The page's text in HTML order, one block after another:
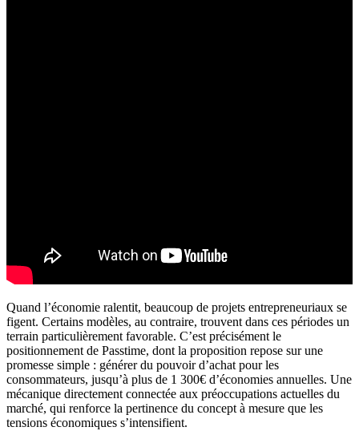
Quand l’économie ralentit, beaucoup de projets entrepreneuriaux se
figent. Certains modèles, au contraire, trouvent dans ces périodes un
terrain particulièrement favorable. C’est précisément le
positionnement de Passtime, dont la proposition repose sur une
promesse simple : générer du pouvoir d’achat pour les
consommateurs, jusqu’à plus de 1 300€ d’économies annuelles. Une
mécanique directement connectée aux préoccupations actuelles du
marché, qui renforce la pertinence du concept à mesure que les
tensions économiques s’intensifient.